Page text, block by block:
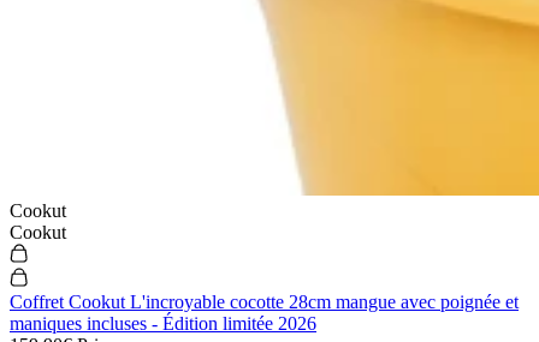
Cookut
Cookut
Coffret Cookut L'incroyable cocotte 28cm mangue avec poignée et
maniques incluses - Édition limitée 2026